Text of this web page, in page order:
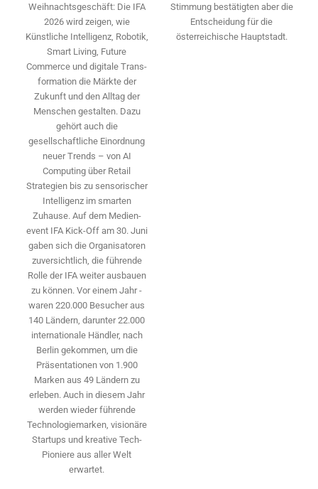
Weihnachtsgeschäft: Die IFA
2026 wird ­zeigen, wie
Künstliche Intelligenz, Robotik,
Smart Living, Future
Commerce und digitale Trans­
formation die Märkte der
Zukunft und den Alltag der
Menschen gestalten. Dazu
gehört auch die
gesellschaftliche Einordnung
neuer Trends – von AI
Computing über Retail
Strategien bis zu sensorischer
Intelligenz im smarten
Zuhause. Auf dem Medien­
event IFA Kick-Off am 30. Juni
gaben sich die Organisatoren
zuversichtlich, die führende
Rolle der IFA weiter ausbauen
zu können. Vor einem Jahr ­
waren 220.000 Besucher aus
140 ­Ländern, ­darunter 22.000
internationale Händler, nach
Berlin gekommen, um die
Präsen­tationen von 1.900
Marken aus 49 Ländern zu
erleben. Auch in diesem Jahr
werden wieder führende
Technologiemarken, visionäre
Startups und ­kreative Tech-
Pioniere aus aller Welt
erwartet.
Stimmung bestätigten aber die
Entscheidung für die
österreichische Hauptstadt.